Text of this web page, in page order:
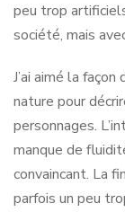
peu trop
société, mais
J’ai aimé la
nature pour
personnages.
manque de
convaincant. La
parfois un peu